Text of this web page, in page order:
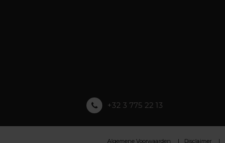
+32 3 775 22 13
Algemene Voorwaarden Disclaimer